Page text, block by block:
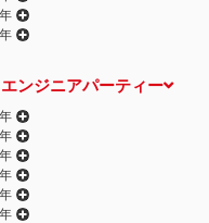
ンジニアパーティー